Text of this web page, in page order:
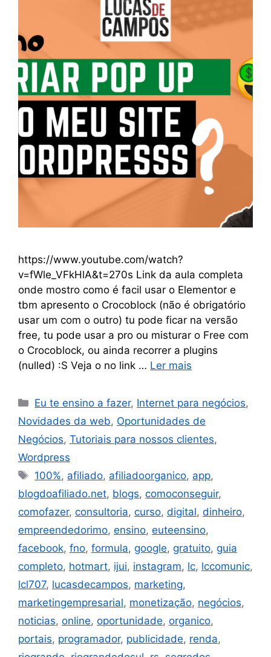
https://www.youtube.com/watch?
v=fWle_VFkHlA&t=270s Link da aula completa
onde mostro como é facil usar o Elementor e
tbm apresento o Crocoblock (não é obrigatório
usar um com o outro) tu pode ficar na versão
free, tu pode usar a pro ou misturar o Free com
o Crocoblock, ou ainda recorrer a plugins
(nulled) :S Veja o no link … Ler mais
Eu te ensino a fazer, Internet para negócios,
Novidades da web, Oportunidades de
Negócios, Tutoriais para nossos clientes,
Wordpress
100%, afiliado, afiliadoorganico, app,
blogdoafiliado.net, blogs, comoconseguir,
comofazer, consultoria, curso, digital, dinheiro,
empreendedorimo, ensino, euteensino,
facebook, fno, formula, google, gratuito, guia
completo, hotmart, ijui, instagram, lc, lccomunic,
lcl707, lucasdecampos, marketing,
marketingempresarial, monetização, negócios,
noticias, online, oportunidade, organico,
portais, programador, publicidade, renda,